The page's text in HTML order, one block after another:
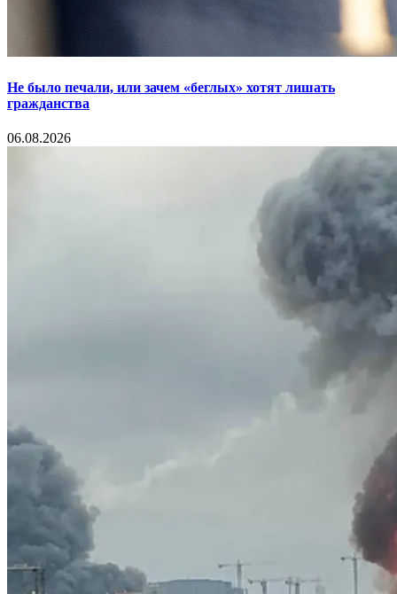
Не было печали, или зачем «беглых» хотят лишать
гражданства
06.08.2026